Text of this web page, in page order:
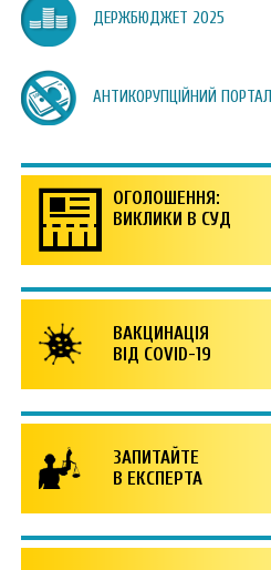
ДЕРЖБЮДЖЕТ 2025
АНТИКОРУПЦІЙНИЙ ПОРТАЛ
ОГОЛОШЕННЯ:
ВИКЛИКИ В СУД
ВАКЦИНАЦІЯ
ВІД COVID-19
ЗАПИТАЙТЕ
В ЕКСПЕРТА